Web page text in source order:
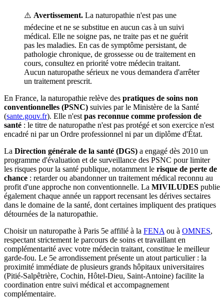
⚠️ Avertissement. La naturopathie n'est pas une
médecine et ne se substitue en aucun cas à un suivi
médical. Elle ne soigne pas, ne traite pas et ne guérit
pas les maladies. En cas de symptôme persistant, de
pathologie chronique, de grossesse ou de traitement en
cours, consultez en priorité votre médecin traitant.
Aucun naturopathe sérieux ne vous demandera d'arrêter
un traitement prescrit.
En France, la naturopathie relève des pratiques de soins non
conventionnelles (PSNC) suivies par le Ministère de la Santé
(sante.gouv.fr). Elle n'estpas reconnue comme profession de
santé : le titre de naturopathe n'est pas protégé et son exercice n'est
encadré ni par un Ordre professionnel ni par un diplôme d'État.
La Direction générale de la santé (DGS) a engagé dès 2010 un
programme d'évaluation et de surveillance des PSNC pour limiter
les risques pour la santé publique, notamment le risque de perte de
chance : retarder ou abandonner un traitement médical reconnu au
profit d'une approche non conventionnelle. La MIVILUDES publie
également chaque année un rapport recensant les dérives sectaires
dans le domaine de la santé, dont certaines impliquent des pratiques
détournées de la naturopathie.
Choisir un naturopathe à Paris 5e affilié à la FENAou à OMNES,
respectant strictement le parcours de soins et travaillant en
complémentarité avec votre médecin traitant, constitue le meilleur
garde-fou. Le 5e arrondissement présente un atout particulier : la
proximité immédiate de plusieurs grands hôpitaux universitaires
(Pitié-Salpêtrière, Cochin, Hôtel-Dieu, Saint-Antoine) facilite la
coordination entre suivi médical et accompagnement
complémentaire.